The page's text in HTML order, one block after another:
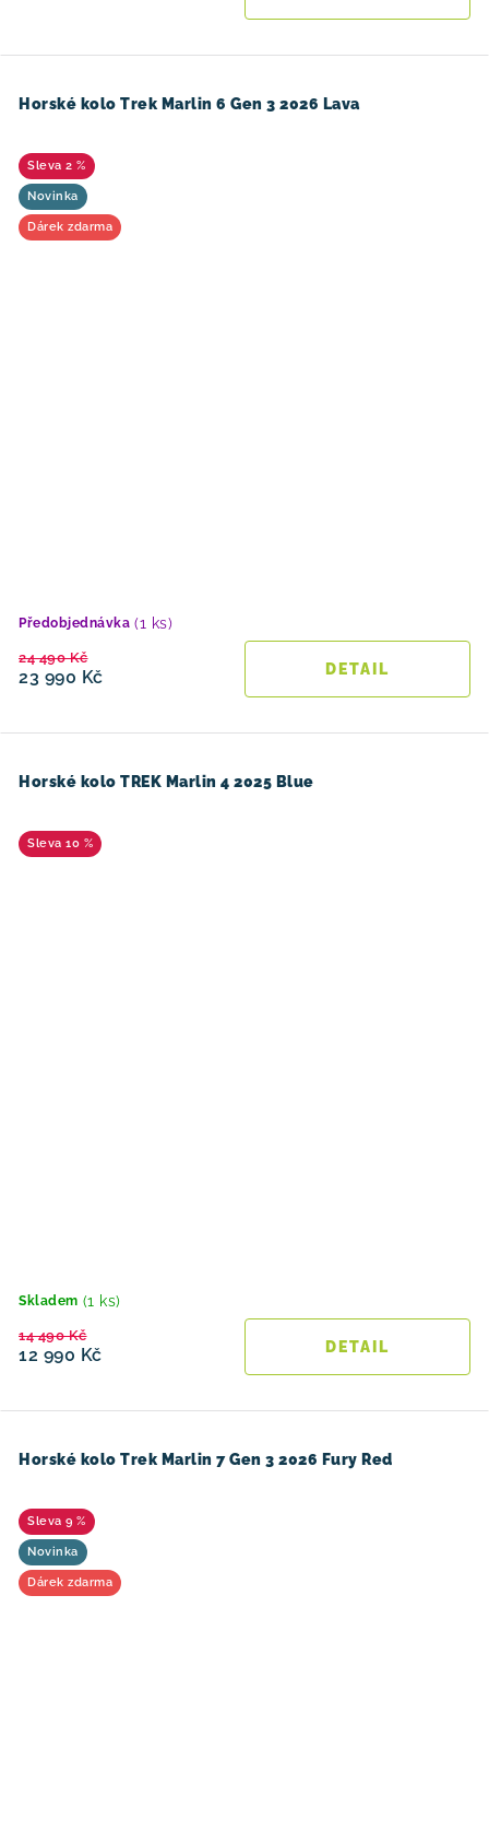
Horské kolo Trek Marlin 6 Gen 3 2026 Lava
2 %
Novinka
Dárek zdarma
Předobjednávka (1 ks)
23 990 Kč
24 490 Kč
Horské kolo TREK Marlin 4 2025 Blue
10 %
Skladem (1 ks)
12 990 Kč
14 490 Kč
Horské kolo Trek Marlin 7 Gen 3 2026 Fury Red
9 %
Novinka
Dárek zdarma